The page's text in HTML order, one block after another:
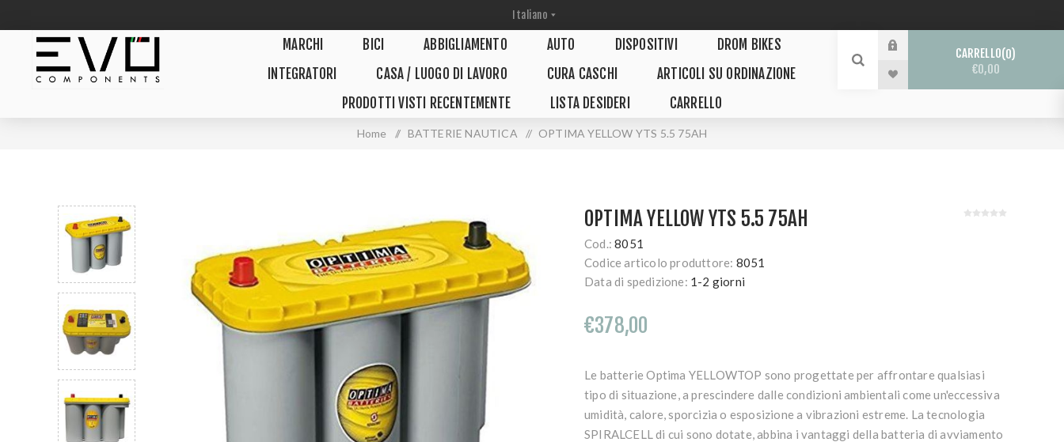
MARCHI BICI ABBIGLIAMENTO AUTO DISPOSITIVI
DROM BIKES
INTEGRATORI
CASA / LUOGO DI LAVORO CURA CASCHI
ARTICOLI SU ORDINAZIONE
PRODOTTI VISTI RECENTEMENTE
LISTA DESIDERI CARRELLO
CARRELLO 0
€0,00
Home / BATTERIE NAUTICA / OPTIMA YELLOW YTS 5.5 75AH
OPTIMA YELLOW YTS 5.5 75AH
Cod.: 8051
Codice articolo produttore: 8051
Data di spedizione: 1-2 giorni
€378,00
Le batterie Optima YELLOWTOP sono progettate per affrontare qualsiasi
tipo di situazione, a prescindere dalle condizioni ambientali come un'eccessiva
umidità, calore, sporcizia o esposizione a vibrazioni estreme. La tecnologia
SPIRALCELL di cui sono dotate, abbina i vantaggi della batteria di avviamento